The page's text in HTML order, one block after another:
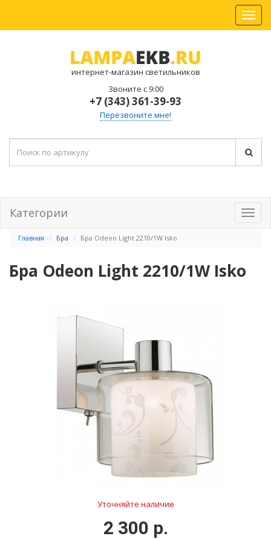
интернет-магазин светильников
Звоните с 9:00
+7 (343) 361-39-93
Перезвоните мне!
Категории
Главная Бра Бра Odeon Light 2210/1W Isko
Бра Odeon Light 2210/1W Isko
Уточняйте наличие
2 300 р.